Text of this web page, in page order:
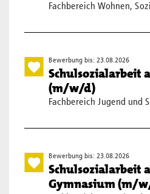
Fachbereich Wohnen,
Bewerbung bis: 23.08.2026
Schulsozialarbeit
(m/w/d)
Fachbereich Jugend und
Bewerbung bis: 23.08.2026
Schulsozialarbeit
Gymnasium (m/